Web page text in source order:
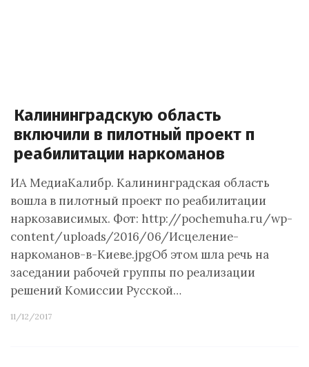
Калининградскую область
включили в пилотный проект п
реабилитации наркоманов
ИА МедиаКалибр. Калининградская область
вошла в пилотный проект по реабилитации
наркозависимых. Фот: http://pochemuha.ru/wp-
content/uploads/2016/06/Исцеление-
наркоманов-в-Киеве.jpgОб этом шла речь на
заседании рабочей группы по реализации
решений Комиссии Русской…
11/12/2017